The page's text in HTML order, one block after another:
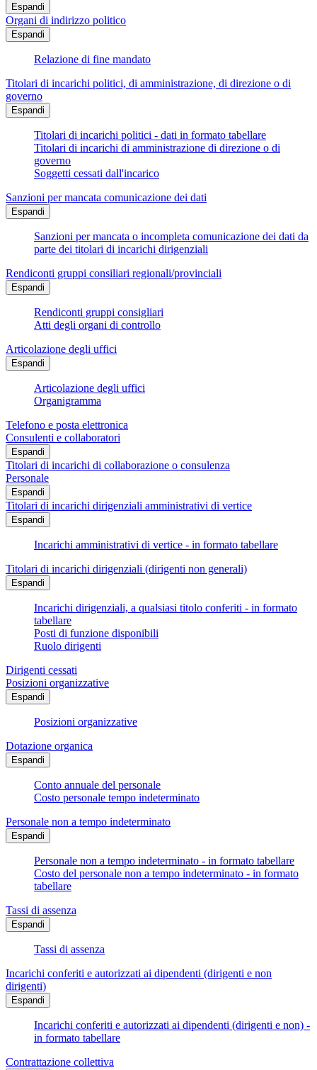
Espandi
Organi di indirizzo politico
Espandi
Relazione di fine mandato
Titolari di incarichi politici, di amministrazione, di direzione o di
governo
Espandi
Titolari di incarichi politici - dati in formato tabellare
Titolari di incarichi di amministrazione di direzione o di
governo
Soggetti cessati dall'incarico
Sanzioni per mancata comunicazione dei dati
Espandi
Sanzioni per mancata o incompleta comunicazione dei dati da
parte dei titolari di incarichi dirigenziali
Rendiconti gruppi consiliari regionali/provinciali
Espandi
Rendiconti gruppi consigliari
Atti degli organi di controllo
Articolazione degli uffici
Espandi
Articolazione degli uffici
Organigramma
Telefono e posta elettronica
Consulenti e collaboratori
Espandi
Titolari di incarichi di collaborazione o consulenza
Personale
Espandi
Titolari di incarichi dirigenziali amministrativi di vertice
Espandi
Incarichi amministrativi di vertice - in formato tabellare
Titolari di incarichi dirigenziali (dirigenti non generali)
Espandi
Incarichi dirigenziali, a qualsiasi titolo conferiti - in formato
tabellare
Posti di funzione disponibili
Ruolo dirigenti
Dirigenti cessati
Posizioni organizzative
Espandi
Posizioni organizzative
Dotazione organica
Espandi
Conto annuale del personale
Costo personale tempo indeterminato
Personale non a tempo indeterminato
Espandi
Personale non a tempo indeterminato - in formato tabellare
Costo del personale non a tempo indeterminato - in formato
tabellare
Tassi di assenza
Espandi
Tassi di assenza
Incarichi conferiti e autorizzati ai dipendenti (dirigenti e non
dirigenti)
Espandi
Incarichi conferiti e autorizzati ai dipendenti (dirigenti e non) -
in formato tabellare
Contrattazione collettiva